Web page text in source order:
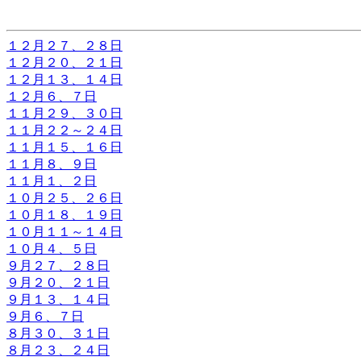
１２月２７、２８日
１２月２０、２１日
１２月１３、１４日
１２月６、７日
１１月２９、３０日
１１月２２～２４日
１１月１５、１６日
１１月８、９日
１１月１、２日
１０月２５、２６日
１０月１８、１９日
１０月１１～１４日
１０月４、５日
９月２７、２８日
９月２０、２１日
９月１３、１４日
９月６、７日
８月３０、３１日
８月２３、２４日